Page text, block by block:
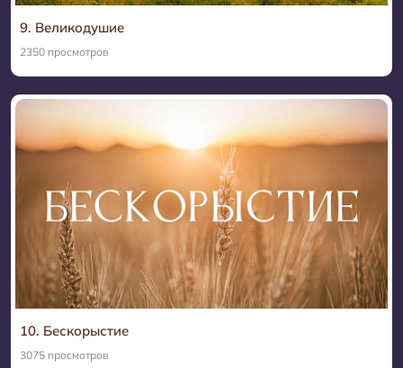
9. Великодушие
2350 просмотров
10. Бескорыстие
3075 просмотров